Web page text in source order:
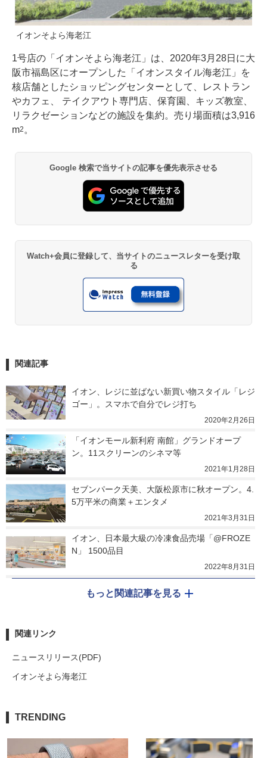
イオンそよら海老江
1号店の「イオンそよら海老江」は、2020年3月28日に大
阪市福島区にオープンした「イオンスタイル海老江」を
核店舗としたショッピングセンターとして、レストラン
やカフェ、 テイクアウト専門店、保育園、キッズ教室、
リラクゼーションなどの施設を集約。売り場面積は3,916
m2 。
Google 検索で当サイトの記事を優先表示させる
Watch+会員に登録して、当サイトのニュースレターを受け取
る
関連記事
イオン、レジに並ばない新買い物スタイル「レジ
ゴー」。スマホで自分でレジ打ち
2020年2月26日
「イオンモール新利府 南館」グランドオープ
ン。11スクリーンのシネマ等
2021年1月28日
セブンパーク天美、大阪松原市に秋オープン。4.
5万平米の商業＋エンタメ
2021年3月31日
イオン、日本最大級の冷凍食品売場「@FROZE
N」 1500品目
2022年8月31日
もっと関連記事を見る
関連リンク
ニュースリリース(PDF)
イオンそよら海老江
TRENDING